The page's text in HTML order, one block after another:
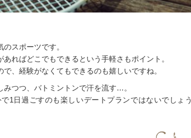
スポーツです。
ればどこでもできるという手軽さもポイント。
、経験がなくてもできるのも嬉しいですね。
つつ、バトミントンで汗を流す…。
1日過ごすのも楽しいデートプランではないでしょう